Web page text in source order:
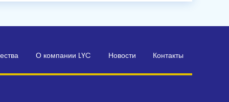
О компании LYC Новости Контакты